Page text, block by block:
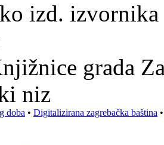
izd.
grada
niz
doba • Digitalizirana zagrebačka baština